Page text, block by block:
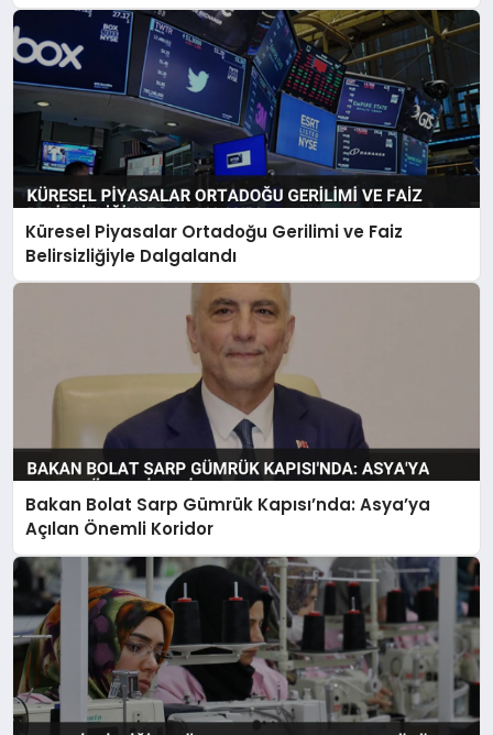
Küresel Piyasalar Ortadoğu Gerilimi ve Faiz
Belirsizliğiyle Dalgalandı
Bakan Bolat Sarp Gümrük Kapısı’nda: Asya’ya
Açılan Önemli Koridor